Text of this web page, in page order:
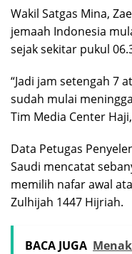
Wakil Satgas Mina,
jemaah Indonesia
sejak sekitar pukul
“Jadi jam setengah 7
sudah mulai
Tim Media Center
Data Petugas
Saudi mencatat
memilih nafar awal
Zulhijah 1447 Hijriah.
BACA JUGA